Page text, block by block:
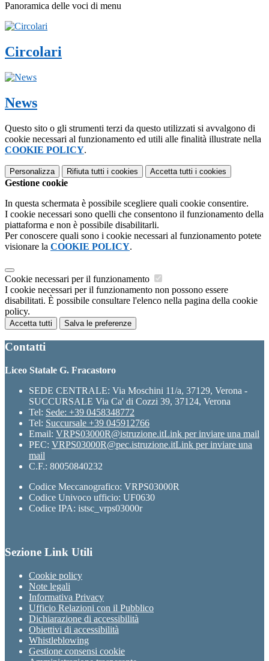
Panoramica delle voci di menu
Circolari
News
Questo sito o gli strumenti terzi da questo utilizzati si avvalgono di
cookie necessari al funzionamento ed utili alle finalità illustrate nella
COOKIE POLICY.
Personalizza Rifiuta tutti i cookies Accetta tutti i cookies
Gestione cookie
In questa schermata è possibile scegliere quali cookie consentire.
I cookie necessari sono quelli che consentono il funzionamento della
piattaforma e non è possibile disabilitarli.
Per conoscere quali sono i cookie necessari al funzionamento potete
visionare la COOKIE POLICY.
Cookie necessari per il funzionamento
I cookie necessari per il funzionamento non possono essere
disabilitati. È possibile consultare l'elenco nella pagina della cookie
policy.
Accetta tutti Salva le preferenze
Contatti
Liceo Statale G. Fracastoro
SEDE CENTRALE: Via Moschini 11/a, 37129, Verona -
SUCCURSALE Via Ca' di Cozzi 39, 37124, Verona
Tel: Sede: +39 0458348772
Tel: Succursale +39 045912766
Email: VRPS03000R@istruzione.itLink per inviare una mail
PEC: VRPS03000R@pec.istruzione.itLink per inviare una
mail
C.F.: 80050840232
Codice Meccanografico: VRPS03000R
Codice Univoco ufficio: UF0630
Codice IPA: istsc_vrps03000r
Sezione Link Utili
Cookie policy
Note legali
Informativa Privacy
Ufficio Relazioni con il Pubblico
Dichiarazione di accessibilità
Obiettivi di accessibilità
Whistleblowing
Gestione consensi cookie